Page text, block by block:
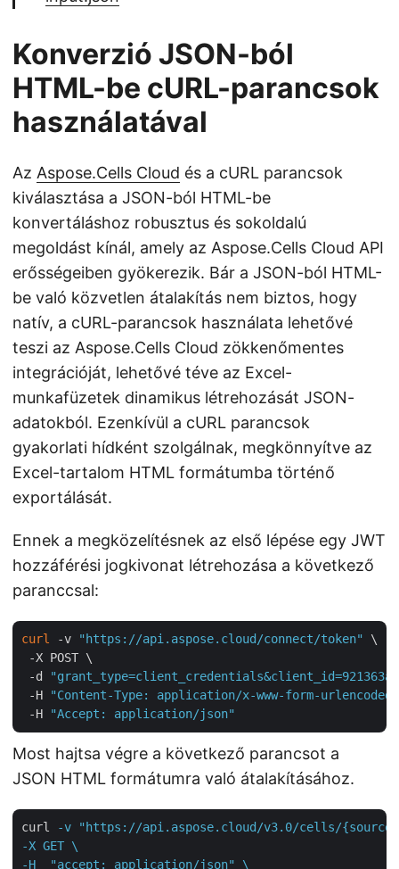
Konverzió JSON-ból
HTML-be cURL-parancsok
használatával
Az Aspose.Cells Cloud és a cURL parancsok
kiválasztása a JSON-ból HTML-be
konvertáláshoz robusztus és sokoldalú
megoldást kínál, amely az Aspose.Cells Cloud API
erősségeiben gyökerezik. Bár a JSON-ból HTML-
be való közvetlen átalakítás nem biztos, hogy
natív, a cURL-parancsok használata lehetővé
teszi az Aspose.Cells Cloud zökkenőmentes
integrációját, lehetővé téve az Excel-
munkafüzetek dinamikus létrehozását JSON-
adatokból. Ezenkívül a cURL parancsok
gyakorlati hídként szolgálnak, megkönnyítve az
Excel-tartalom HTML formátumba történő
exportálását.
Ennek a megközelítésnek az első lépése egy JWT
hozzáférési jogkivonat létrehozása a következő
paranccsal:
curl -v "https://api.aspose.cloud/connect/token"
\
-X POST \
-d
"grant_type=client_credentials&client_id=921363a8-
-H
"Content-Type: application/x-www-form-urlencoded"
-H
"Accept: application/json"
Most hajtsa végre a következő parancsot a
JSON HTML formátumra való átalakításához.
curl
-v "https://api.aspose.cloud/v3.0/cells/
-X GET \
-H  "accept: application/json" \